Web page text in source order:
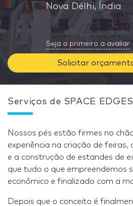
Nova Délhi, Índia
Seja o primeiro a avaliar
Solicitar
Serviços de SPACE EDGES
Nossos pés estão firmes no
experiência na criação de feiras,
e a construção de estandes de
que tudo o que empreendemos
econômico e finalizado com a
Depois que o conceito é